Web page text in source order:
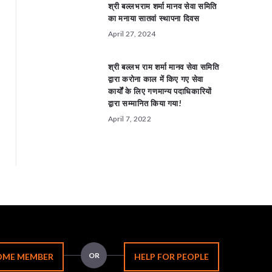
श्री बल्लभराम शर्मा मानव सेवा समिति
का मनाया सातवां स्थापना दिवस
April 27, 2024
श्री बल्लभ राम शर्मा मानव सेवा समिति
द्वारा करोना काल में किए गए सेवा
कार्यों के लिए गणमान्य पदाधिकारियों
द्वारा सम्मानित किया गया!
April 7, 2022
MEMBER OR HELP FOR PEOPLE